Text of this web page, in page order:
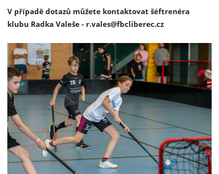
V případě dotazů můžete kontaktovat šéftrenéra
klubu Radka Valeše - r.vales@fbcliberec.cz